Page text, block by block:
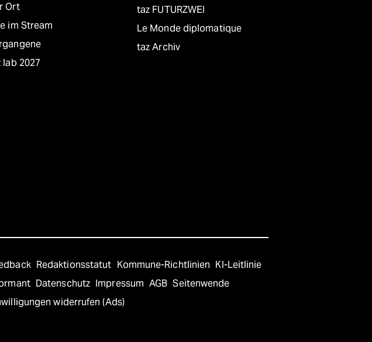
Ort
im Stream
lab 2027
taz FUTURZWEI
Le Monde diplomatique
taz Archiv
Redaktionsstatut Kommune-Richtlinien KI-Leitlinie
Datenschutz Impressum AGB Seitenwende
widerrufen (Ads)